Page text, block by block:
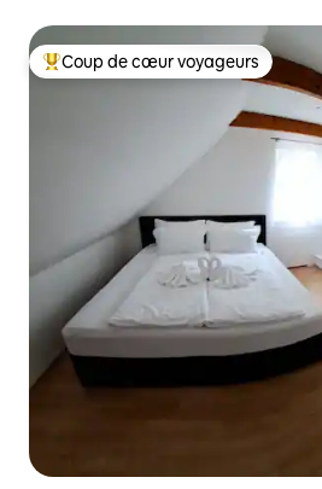
Coups de cœur voyageurs les plus
Coup de cœur voyageurs